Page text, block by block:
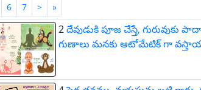
6 7 > »Last
2దేవుడుకి పూజ చేస్తే, గురువుకు
గుణాలు మనకు ఆటోమేటిక్ గా